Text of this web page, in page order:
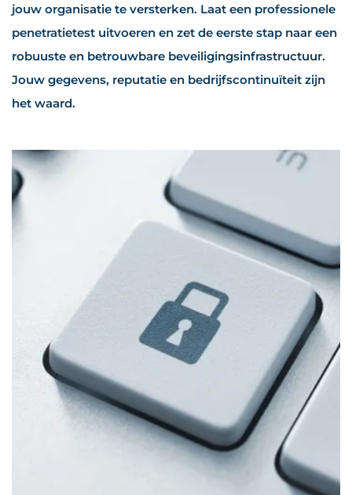
jouw organisatie te versterken. Laat een professionele
penetratietest uitvoeren en zet de eerste stap naar een
robuuste en betrouwbare beveiligingsinfrastructuur.
Jouw gegevens, reputatie en bedrijfscontinuïteit zijn
het waard.